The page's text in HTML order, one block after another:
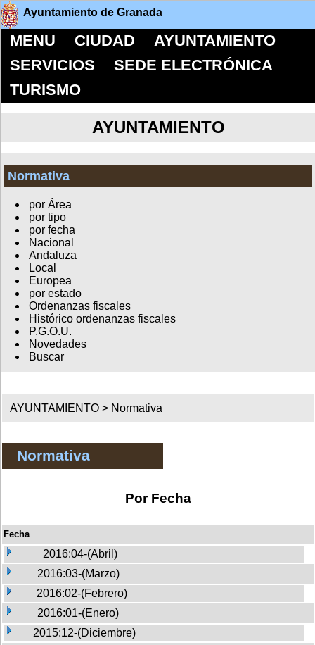
Ayuntamiento de Granada
MENU CIUDAD
AYUNTAMIENTO
SERVICIOS
SEDE ELECTRÓNICA
TURISMO
AYUNTAMIENTO
Normativa
por Área
por tipo
por fecha
Nacional
Andaluza
Local
Europea
por estado
Ordenanzas fiscales
Histórico ordenanzas fiscales
P.G.O.U.
Novedades
Buscar
AYUNTAMIENTO > Normativa
Normativa
Por Fecha
Fecha
2016:04-(Abril)
2016:03-(Marzo)
2016:02-(Febrero)
2016:01-(Enero)
2015:12-(Diciembre)